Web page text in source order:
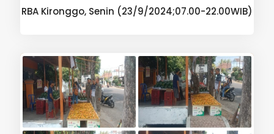
RBA Kironggo, Senin (23/9/2024;07.00-22.00WIB)